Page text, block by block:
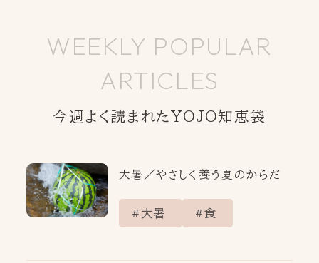
WEEKLY POPULAR
ARTICLES
今週よく読まれたYOJO知恵袋
大暑／やさしく養う夏のからだ
大暑 食